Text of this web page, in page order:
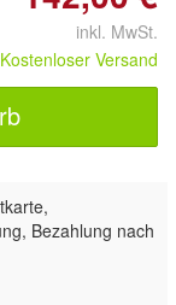
inkl. MwSt.
Kostenloser Versand
Bezahlung nach